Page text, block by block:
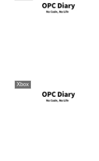
Xbox